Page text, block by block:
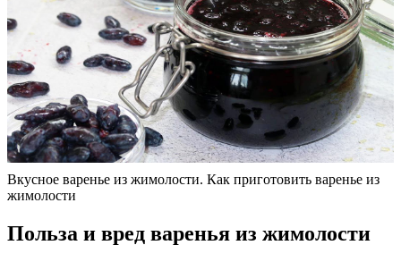
Вкусное варенье из жимолости. Как приготовить варенье из
жимолости
Польза и вред варенья из жимолости